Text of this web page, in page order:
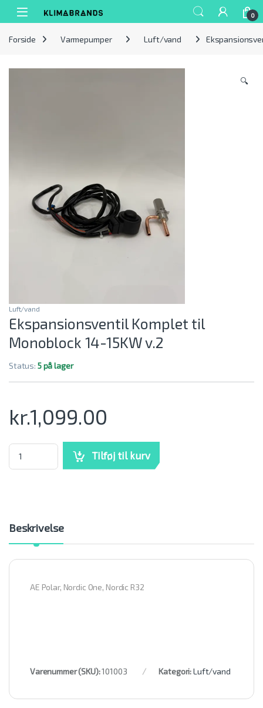
Spring til navigation
Gå til indhold
0
Forside Varmepumper Luft/vand
🔍
Luft/vand
Ekspansionsventil Komplet til
Monoblock 14-15KW v.2
Status: 5 på lager
kr.1,099.00
Ekspansionsventil Komplet til Monoblock 14-15KW v.2 mængde
Tilføj til kurv
Beskrivelse
AE Polar, Nordic One, Nordic R32
Varenummer (SKU):101003 Kategori:Luft/vand